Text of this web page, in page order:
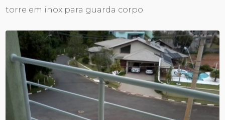
torre em inox para guarda corpo